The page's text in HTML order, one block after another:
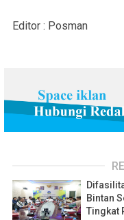
Editor : Posman
Bintan
Tingkat